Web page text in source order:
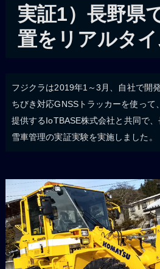
実証1）長野県
置をリアルタ
フジクラは2019年1～3月、自社で開
ちびき対応GNSSトラッカーを使って
提供するIoTBASE株式会社と共同で
雪車管理の実証実験を実施しました。